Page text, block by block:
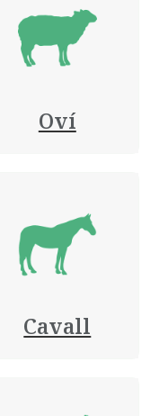
Oví
Cavall